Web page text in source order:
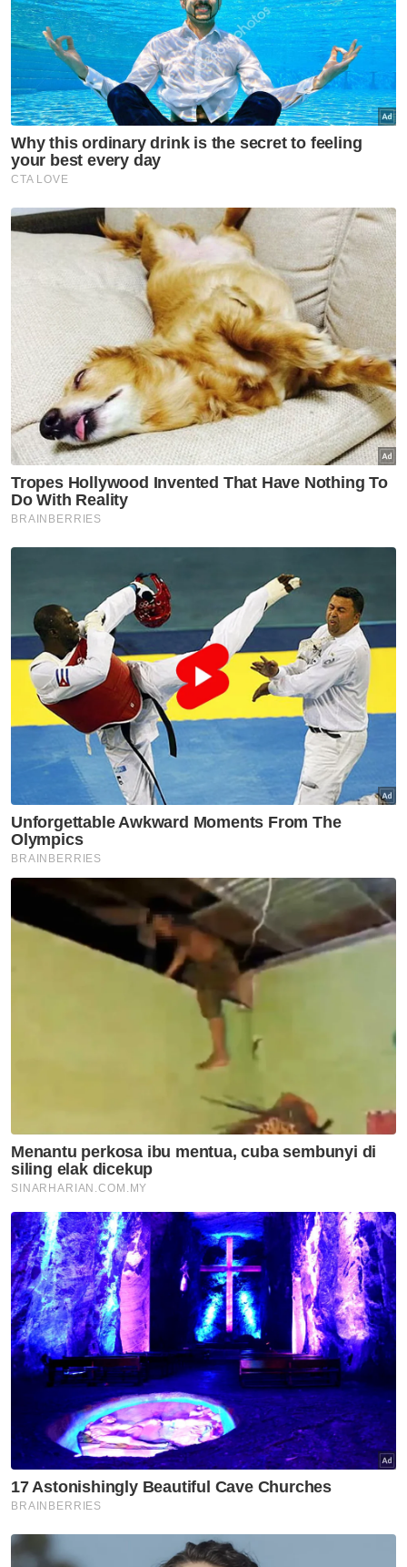
Laporan seperti ini amat menggalakkan
kerana ia menunjukkan bahawa pemegang
polisi insurans sedar akan kepentingan
meneruskan perlindungan insurans dalam
keadaan tidak menentu seperti ini.
Manfaat
ketidaktentuan ini, sangatlah membantu jika
anda mengetahui opsyen yang ada supaya
anda dapat membuat pilihan kewangan yang
bijak. Kita mungkin tidak dapat mengawal
persekitaran kita, tapi kita pasti boleh
mengawal reaksi kita dalam apa jua keadaan.
PIDM, menurut mandat yang diberikan di
bawah Akta Perbadanan Insurans Deposit
Malaysia, melindungi manfaat takaful dan
insurans anda sehingga RM500,000 di bawah
Sistem Perlindungan Manfaat Takaful dan
Insurans.
Sekiranya pengendali takaful atau syarikat
insurans menjadi muflis, PIDM akan
memastikan manfaat takaful dan insurans
anda dapat diteruskan walaupun pengendali
takaful atau syarikat insurans anda sudah
tidak dapat memenuhi tuntutan takaful atau
insurans anda.
Perlindungan PIDM diberikan secara
automatik dan tidak memerlukan sebarang
permohonan serta pembayaran.
Antara manfaat takaful dan insurans yang
dilindungi oleh PIDM termasuklah manfaat
kematian, hilang upaya kekal dan
pendapatan hilang upaya, penyakit kritikal,
perbelanjaan kos rawatan/perubatan,
kehilangan atau kerosakan harta benda, nilai
serahan, dan nilai matang.
Namun, ingin diberi pencerahan bahawa
perlindungan PIDM tidak termasuk manfaat
kematangan, serahan dan pendapatan yang
polisi insurans yang berkaitan pelaburan
Untuk pengiraan perlindungan, serta
maklumat lanjut berkaitan skop dan had-had
perlindungan Sistem Perlindungan Manfaat
Takaful dan Insurans, anda boleh layari laman
sesawang www.pidm.gov.my/TIPS-BM.
* Ivlynn Yap ialah Pengurus Besar,
Komunikasi dan Perhubungan Awam,
Perbadanan Insurans Deposit Malaysia
(PIDM)
Muat turun aplikasi Sinar Harian.Klik di sini!
Takaful
Insurans